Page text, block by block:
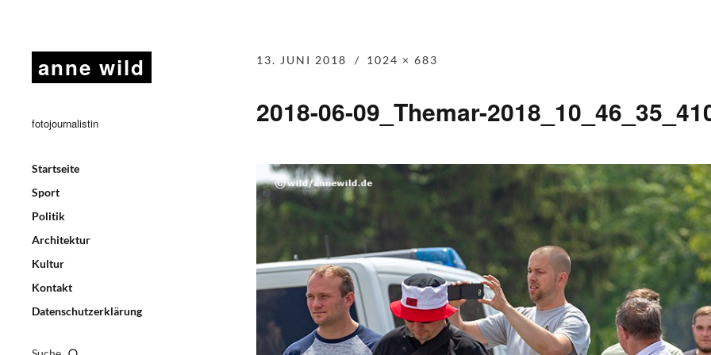
anne wild
fotojournalistin
Startseite
Sport
Politik
Architektur
Kultur
Kontakt
Datenschutzerklärung
13. JUNI 2018 1024 × 683
2018-06-09_Themar-